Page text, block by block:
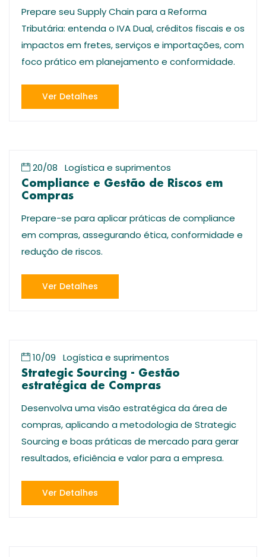
Prepare seu Supply Chain para a Reforma
Tributária: entenda o IVA Dual, créditos fiscais e os
impactos em fretes, serviços e importações, com
foco prático em planejamento e conformidade.
Ver Detalhes
20/08 Logística e suprimentos
Compliance e Gestão de Riscos em
Compras
Prepare-se para aplicar práticas de compliance
em compras, assegurando ética, conformidade e
redução de riscos.
Ver Detalhes
10/09 Logística e suprimentos
Strategic Sourcing - Gestão
estratégica de Compras
Desenvolva uma visão estratégica da área de
compras, aplicando a metodologia de Strategic
Sourcing e boas práticas de mercado para gerar
resultados, eficiência e valor para a empresa.
Ver Detalhes